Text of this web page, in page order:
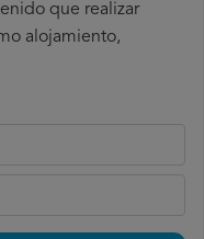
que realizar
alojamiento,